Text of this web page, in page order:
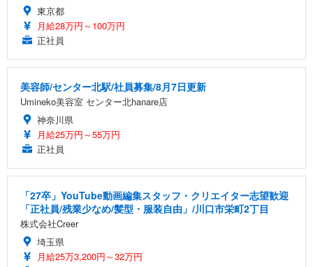
東京都
月給28万円～100万円
正社員
美容師/センター北駅/社員募集/8月7日更新
Umineko美容室 センター北hanare店
神奈川県
月給25万円～55万円
正社員
「27卒」YouTube動画編集スタッフ・クリエイター志望歓迎
「正社員/残業少なめ/髪型・服装自由」/川口市栄町2丁目
株式会社Creer
埼玉県
月給25万3,200円～32万円